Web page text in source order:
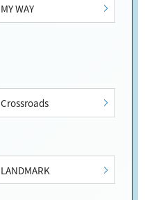
MY WAY
Crossroads
LANDMARK